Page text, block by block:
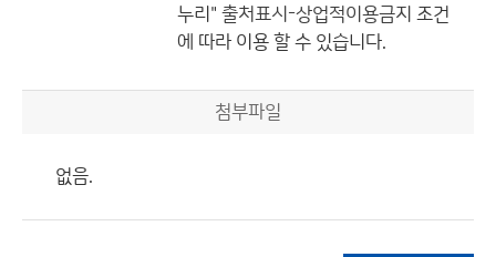
누리" 출처표시-상업적이용금지 조건
에 따라 이용 할 수 있습니다.
첨부파일
없음.